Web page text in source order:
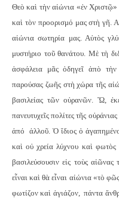
Θεὸ καὶ τὴν αἰώνια «ἐν
καὶ τὸν προορισμό μας στὴ γῆ.
αἰώνια σωτηρία μας. Αὐτὸς
μυστήριο τοῦ θανάτου. Μὲ τὴ
ἀσφάλεια μᾶς ὁδηγεῖ ἀπὸ
παρούσας ζωῆς στὴ χώρα τῆς
βασιλείας τῶν οὐρανῶν. Ὤ,
πανευτυχεῖς πολίτες τῆς
ἀπό
ἀλλοῦ. Ὁ ἴδιος ὁ
καὶ οὐ χρεία λύχνου καὶ φωτὸς
βασιλεύσουσιν εἰς τοὺς
εἶναι καὶ θὰ εἶναι αἰώνια «τὸ
φωτίζον καὶ ἁγιάζον, πάντα